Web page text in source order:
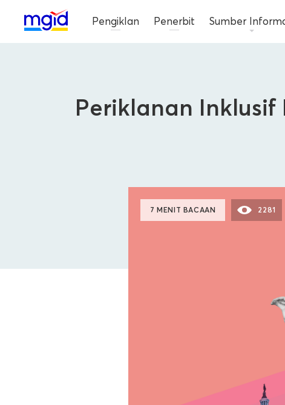
Pengiklan Penerbit Sumber
Periklanan Inklusif
7 MENIT BACAAN 2281